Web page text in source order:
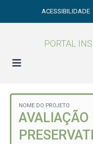
ACESSIBILIDADE
PORTAL
NOME DO PROJETO
AVALIAÇÃO